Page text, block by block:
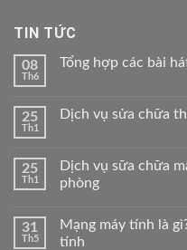
TIN TỨC
08
Th6
Tổng hợp các bài
25
Th1
Dịch vụ sửa chữa
25
Th1
Dịch vụ sữa chữa
phòng
31
Th5
Mạng máy tính là
tính